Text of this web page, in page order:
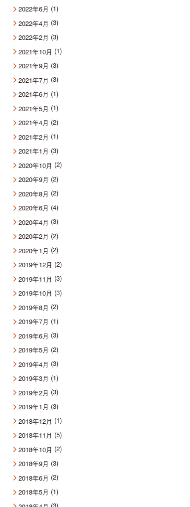
2022年6月 (1)
2022年4月 (3)
2022年2月 (3)
2021年10月 (1)
2021年9月 (3)
2021年7月 (3)
2021年6月 (1)
2021年5月 (1)
2021年4月 (2)
2021年2月 (1)
2021年1月 (3)
2020年10月 (2)
2020年9月 (2)
2020年8月 (2)
2020年6月 (4)
2020年4月 (3)
2020年2月 (2)
2020年1月 (2)
2019年12月 (2)
2019年11月 (3)
2019年10月 (3)
2019年8月 (2)
2019年7月 (1)
2019年6月 (3)
2019年5月 (2)
2019年4月 (3)
2019年3月 (1)
2019年2月 (3)
2019年1月 (3)
2018年12月 (1)
2018年11月 (5)
2018年10月 (2)
2018年9月 (3)
2018年6月 (2)
2018年5月 (1)